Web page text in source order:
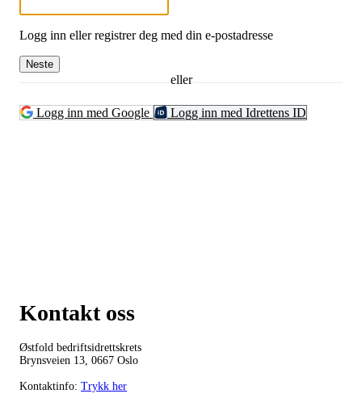
Logg inn eller registrer deg med din e-postadresse
Neste
eller
Logg inn med Google Logg inn med Idrettens ID
Kontakt oss
Østfold bedriftsidrettskrets
Brynsveien 13, 0667 Oslo
Kontaktinfo: Trykk her